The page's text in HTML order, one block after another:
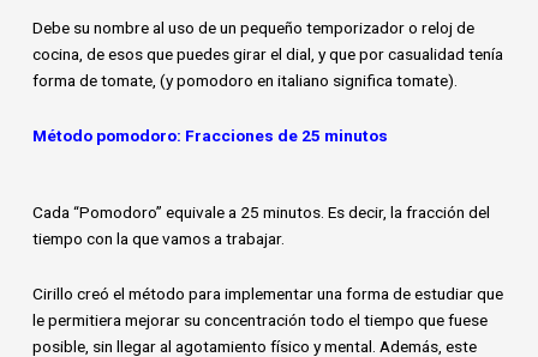
Debe su nombre al uso de un pequeño temporizador o reloj de
cocina, de esos que puedes girar el dial, y que por casualidad tenía
forma de tomate, (y pomodoro en italiano significa tomate).
Método pomodoro: Fracciones de 25 minutos
Cada “Pomodoro” equivale a 25 minutos. Es decir, la fracción del
tiempo con la que vamos a trabajar.
Cirillo creó el método para implementar una forma de estudiar que
le permitiera mejorar su concentración todo el tiempo que fuese
posible, sin llegar al agotamiento físico y mental. Además, este